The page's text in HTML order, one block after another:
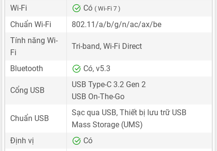
Wi-Fi
Có ( Wi-Fi 7 )
Chuẩn Wi-Fi
802.11/a/b/g/n/ac/ax/be
Tính năng Wi-
Fi
Tri-band, Wi-Fi Direct
Bluetooth Có, v5.3
Cổng USB
USB Type-C 3.2 Gen 2
USB On-The-Go
Chuẩn USB
Sạc qua USB, Thiết bị lưu trữ USB
Mass Storage (UMS)
Định vị
Có